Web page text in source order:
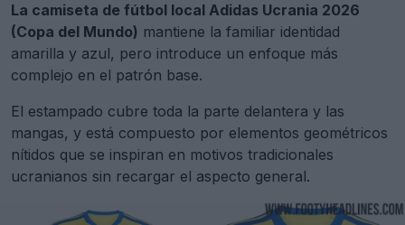
La camiseta de fútbol local Adidas Ucrania 2026
(Copa del Mundo) mantiene la familiar identidad
amarilla y azul, pero introduce un enfoque más
complejo en el patrón base.
El estampado cubre toda la parte delantera y las
mangas, y está compuesto por elementos geométricos
nítidos que se inspiran en motivos tradicionales
ucranianos sin recargar el aspecto general.